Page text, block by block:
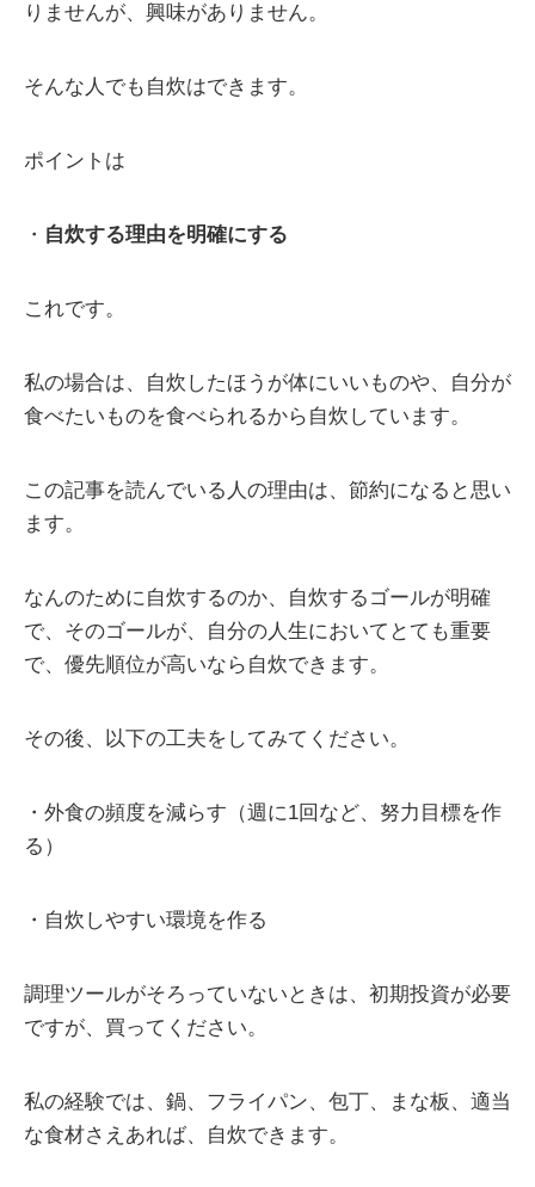
りませんが、興味がありません。
そんな人でも自炊はできます。
ポイントは
・ 自炊する理由を明確にする
これです。
私の場合は、自炊したほうが体にいいものや、自分が
食べたいものを食べられるから自炊しています。
この記事を読んでいる人の理由は、節約になると思い
ます。
なんのために自炊するのか、自炊するゴールが明確
で、そのゴールが、自分の人生においてとても重要
で、優先順位が高いなら自炊できます。
その後、以下の工夫をしてみてください。
・外食の頻度を減らす（週に1回など、努力目標を作
る）
・自炊しやすい環境を作る
調理ツールがそろっていないときは、初期投資が必要
ですが、買ってください。
私の経験では、鍋、フライパン、包丁、まな板、適当
な食材さえあれば、自炊できます。